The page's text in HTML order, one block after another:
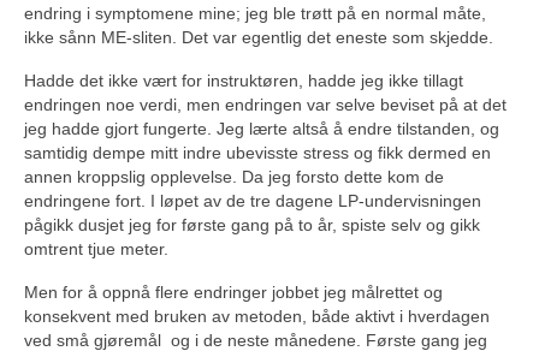
endring i symptomene mine; jeg ble trøtt på en normal måte,
ikke sånn ME-sliten. Det var egentlig det eneste som skjedde.
Hadde det ikke vært for instruktøren, hadde jeg ikke tillagt
endringen noe verdi, men endringen var selve beviset på at det
jeg hadde gjort fungerte. Jeg lærte altså å endre tilstanden, og
samtidig dempe mitt indre ubevisste stress og fikk dermed en
annen kroppslig opplevelse. Da jeg forsto dette kom de
endringene fort. I løpet av de tre dagene LP-undervisningen
pågikk dusjet jeg for første gang på to år, spiste selv og gikk
omtrent tjue meter.
Men for å oppnå flere endringer jobbet jeg målrettet og
konsekvent med bruken av metoden, både aktivt i hverdagen
ved små gjøremål og i de neste månedene. Første gang jeg